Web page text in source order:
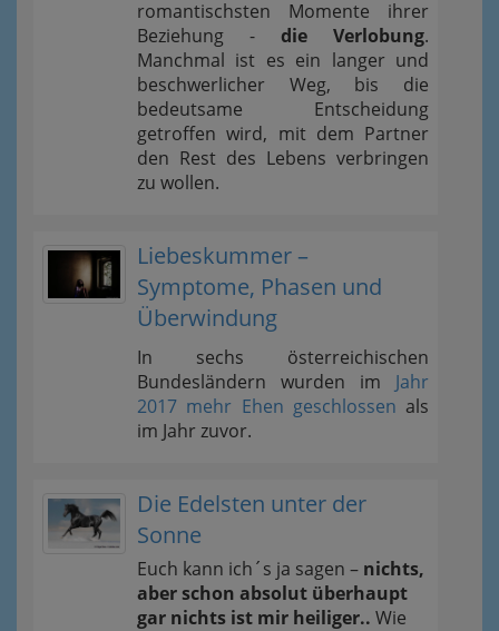
romantischsten Momente ihrer
Beziehung - die Verlobung.
Manchmal ist es ein langer und
beschwerlicher Weg, bis die
bedeutsame Entscheidung
getroffen wird, mit dem Partner
den Rest des Lebens verbringen
zu wollen.
Liebeskummer –
Symptome, Phasen und
Überwindung
In sechs österreichischen
Bundesländern wurden im Jahr
2017 mehr Ehen geschlossen als
im Jahr zuvor.
Die Edelsten unter der
Sonne
Euch kann ich´s ja sagen – nichts,
aber schon absolut überhaupt
gar nichts ist mir heiliger.. Wie